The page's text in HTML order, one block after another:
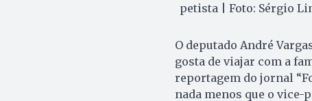
petista | Foto: Sérgio
O deputado André
gosta de viajar com a
reportagem do jornal
nada menos que o vice-